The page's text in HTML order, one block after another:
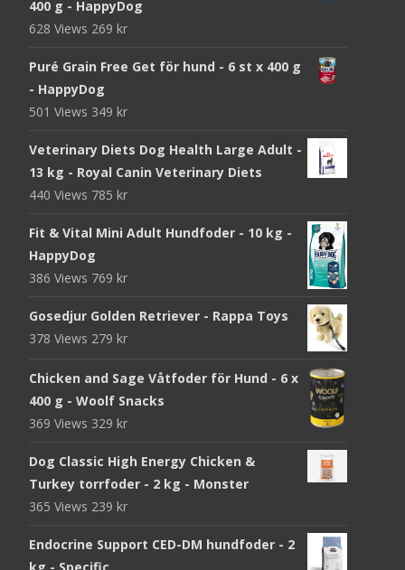
400 g - HappyDog
628 Views 269 kr
Puré Grain Free Get för hund - 6 st x 400 g
- HappyDog
501 Views 349 kr
Veterinary Diets Dog Health Large Adult -
13 kg - Royal Canin Veterinary Diets
440 Views 785 kr
Fit & Vital Mini Adult Hundfoder - 10 kg -
HappyDog
386 Views 769 kr
Gosedjur Golden Retriever - Rappa Toys
378 Views 279 kr
Chicken and Sage Våtfoder för Hund - 6 x
400 g - Woolf Snacks
369 Views 329 kr
Dog Classic High Energy Chicken &
Turkey torrfoder - 2 kg - Monster
365 Views 239 kr
Endocrine Support CED-DM hundfoder - 2